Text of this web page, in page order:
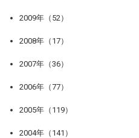
2009年（52）
2008年（17）
2007年（36）
2006年（77）
2005年（119）
2004年（141）